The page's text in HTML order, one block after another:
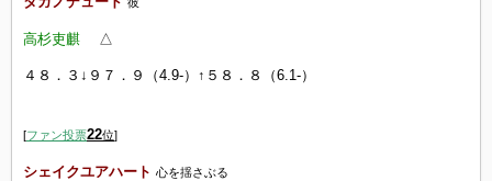
高杉吏麒 △
４８．３↓９７．９（4.9-）↑５８．８（6.1-）
[ファン投票22位]
シェイクユアハート 心を揺さぶる